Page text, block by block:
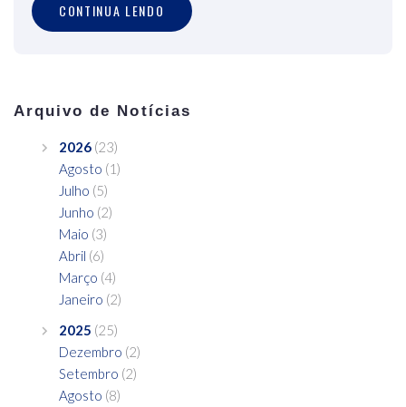
CONTINUA LENDO
Arquivo de Notícias
2026 (23)
Agosto (1)
Julho (5)
Junho (2)
Maio (3)
Abril (6)
Março (4)
Janeiro (2)
2025 (25)
Dezembro (2)
Setembro (2)
Agosto (8)